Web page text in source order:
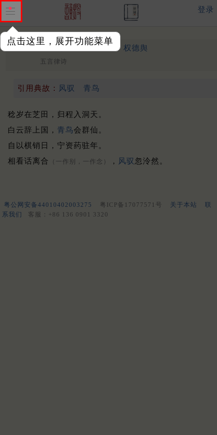
点击这里，展开功能菜单
登录
送王鍊师赴王屋洞 中唐 · 权德舆
五言律诗
引用典故： 风驭 青鸟
稔岁在芝田，归程入洞天。
白云辞上国， 青鸟会群仙。
自以棋销日，宁资药驻年。
相看话离合
（一作别，一作念） ， 风驭 忽泠然。
粤公网安备44010402003275 粤ICP备17077571号 关于本站
联
系我们
客服：+86 136 0901 3320